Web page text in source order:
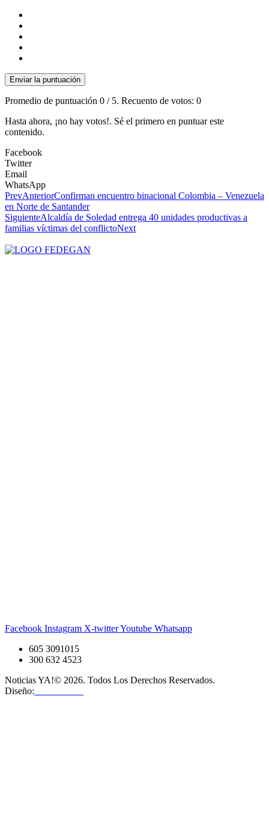
Enviar la puntuación
Promedio de puntuación 0 / 5. Recuento de votos: 0
Hasta ahora, ¡no hay votos!. Sé el primero en puntuar este
contenido.
Facebook
Twitter
Email
WhatsApp
PrevAnteriorConfirman encuentro binacional Colombia – Venezuela
en Norte de Santander
SiguienteAlcaldía de Soledad entrega 40 unidades productivas a
familias víctimas del conflictoNext
Facebook Instagram X-twitterYoutube Whatsapp
605 3091015
300 632 4523
Noticias YA!© 2026. Todos Los Derechos Reservados.
Diseño: